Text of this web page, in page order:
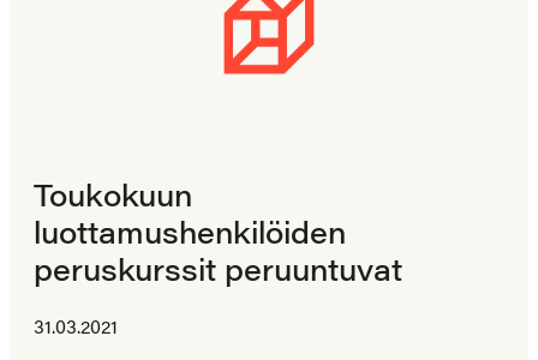
Toukokuun
luottamushenkilöiden
peruskurssit peruuntuvat
31.03.2021